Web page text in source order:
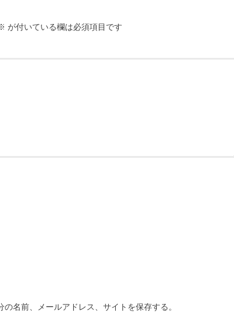
が付いている欄は必須項目です
名前、メールアドレス、サイトを保存する。